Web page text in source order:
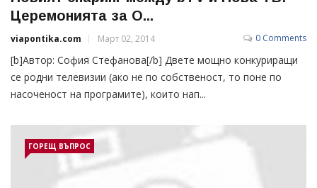
Церемонията за О...
viapontika.com Март 02, 2014 0 Comments
[b]Автор: София Стефанова[/b] Двете мощно конкуриращи
се родни телевизии (ако не по собственост, то поне по
насоченост на програмите), които нап...
ГОРЕЩ ВЪПРОС